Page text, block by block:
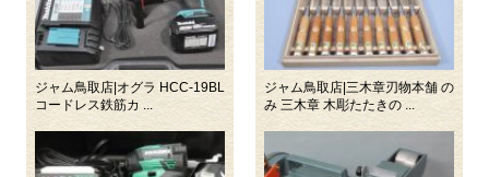
ジャム鳥取店|オグラ HCC-19BL
コードレス鉄筋カ ...
ジャム鳥取店|三木章刃物本舗 の
み 三木章 木彫たたきの ...